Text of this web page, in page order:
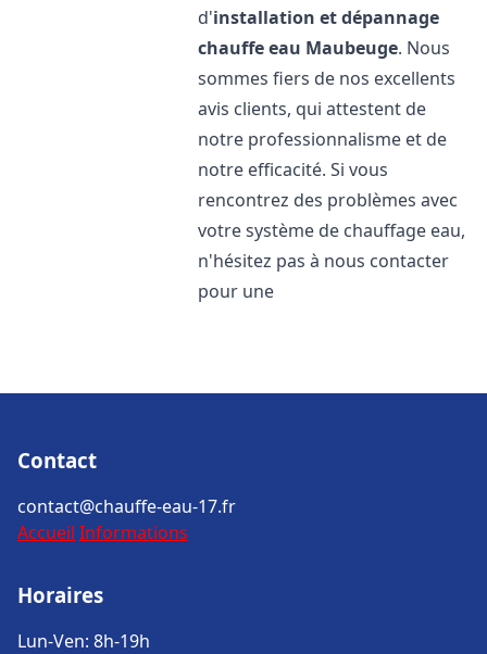
d'installation et dépannage
chauffe eau Maubeuge. Nous
sommes fiers de nos excellents
avis clients, qui attestent de
notre professionnalisme et de
notre efficacité. Si vous
rencontrez des problèmes avec
votre système de chauffage eau,
n'hésitez pas à nous contacter
pour une
Contact
contact@chauffe-eau-17.fr
Accueil Informations
Horaires
Lun-Ven: 8h-19h